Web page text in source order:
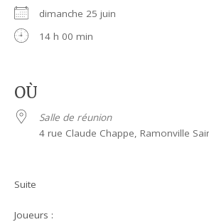
dimanche 25 juin
14 h 00 min
OÙ
Salle de réunion
4 rue Claude Chappe, Ramonville
Suite
Joueurs :